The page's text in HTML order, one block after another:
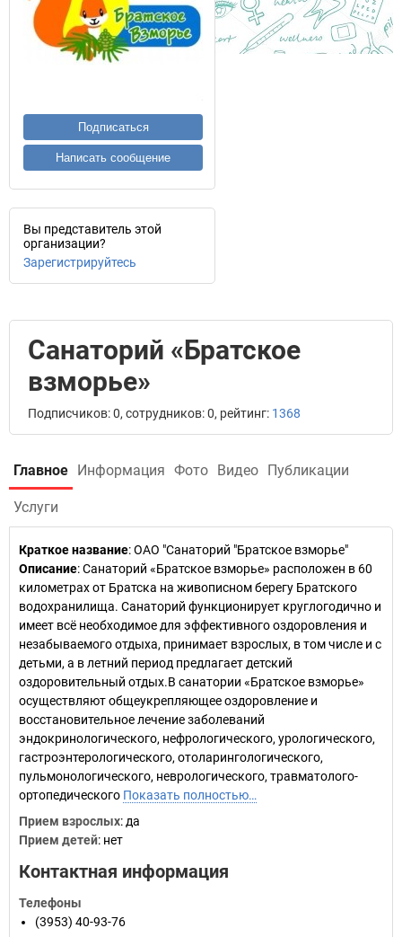
Подписаться
Написать сообщение
Вы представитель этой
организации?
Зарегистрируйтесь
Санаторий «Братское
взморье»
Подписчиков: 0, сотрудников: 0, рейтинг: 1368
Главное Информация Фото Видео Публикации
Услуги
Краткое название:ОАО "Санаторий "Братское взморье"
Описание: Санаторий «Братское взморье» расположен в 60
километрах от Братска на живописном берегу Братского
водохранилища. Санаторий функционирует круглогодично и
имеет всё необходимое для эффективного оздоровления и
незабываемого отдыха, принимает взрослых, в том числе и с
детьми, а в летний период предлагает детский
оздоровительный отдых.В санатории «Братское взморье»
осуществляют общеукрепляющее оздоровление и
восстановительное лечение заболеваний
эндокринологического, нефрологического, урологического,
гастроэнтерологического, отоларингологического,
пульмонологического, неврологического, травматолого-
ортопедического Показать полностью…
Прием взрослых: да
Прием детей: нет
Контактная информация
Телефоны
(3953) 40-93-76